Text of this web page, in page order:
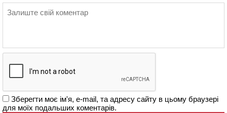
Зберегти моє ім'я, e-mail, та адресу сайту в цьому браузері
для моїх подальших коментарів.